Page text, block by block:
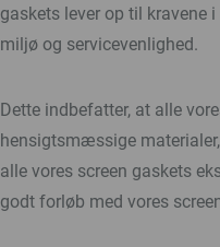
gaskets lever op til kravene
miljø og servicevenlighed.
Dette indbefatter, at alle
hensigtsmæssige
alle vores screen gaskets
godt forløb med vores